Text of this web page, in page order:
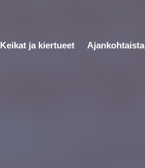
Keikat ja kiertueet Ajankohtaista